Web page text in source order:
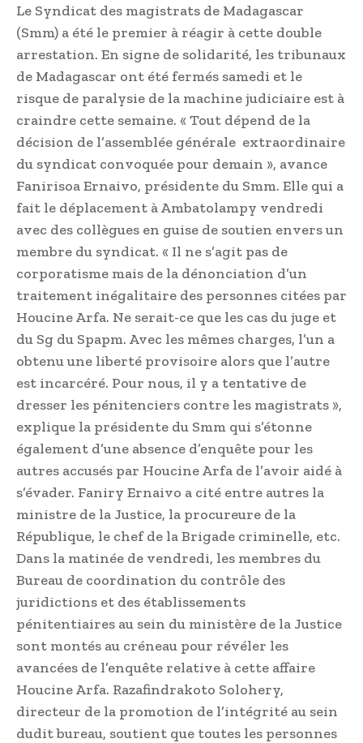
Le Syndicat des magistrats de Madagascar
(Smm) a été le premier à réagir à cette double
arrestation. En signe de solidarité, les tribunaux
de Madagascar ont été fermés samedi et le
risque de paralysie de la machine judiciaire est à
craindre cette semaine. « Tout dépend de la
décision de l’assemblée générale extraordinaire
du syndicat convoquée pour demain », avance
Fanirisoa Ernaivo, présidente du Smm. Elle qui a
fait le déplacement à Ambatolampy vendredi
avec des collègues en guise de soutien envers un
membre du syndicat. « Il ne s’agit pas de
corporatisme mais de la dénonciation d’un
traitement inégalitaire des personnes citées par
Houcine Arfa. Ne serait-ce que les cas du juge et
du Sg du Spapm. Avec les mêmes charges, l’un a
obtenu une liberté provisoire alors que l’autre
est incarcéré. Pour nous, il y a tentative de
dresser les pénitenciers contre les magistrats »,
explique la présidente du Smm qui s’étonne
également d’une absence d’enquête pour les
autres accusés par Houcine Arfa de l’avoir aidé à
s’évader. Faniry Ernaivo a cité entre autres la
ministre de la Justice, la procureure de la
République, le chef de la Brigade criminelle, etc.
Dans la matinée de vendredi, les membres du
Bureau de coordination du contrôle des
juridictions et des établissements
pénitentiaires au sein du ministère de la Justice
sont montés au créneau pour révéler les
avancées de l’enquête relative à cette affaire
Houcine Arfa. Razafindrakoto Solohery,
directeur de la promotion de l’intégrité au sein
dudit bureau, soutient que toutes les personnes